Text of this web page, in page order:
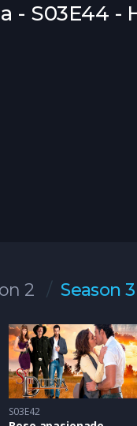
- S03E44
2 Season 3
S03E42